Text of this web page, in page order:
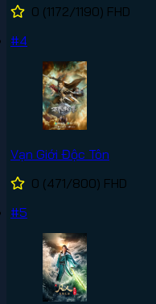
0 (1172/1190) FHD
#4
Vạn Giới Độc Tôn
0 (471/800) FHD
#5